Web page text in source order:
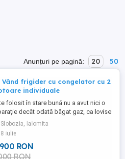
Anunțuri pe pagină: 20 50
Vând frigider cu congelator cu 2
individuale
folosit în stare bună nu a avut nici o
decât odată băgat gaz, ca lovise
țeava și a ieșit gazul în rest sunt
individuale made in Germania ,
marca Polar după LG.
Slobozia, Ialomita
8 iulie
900 RON
RON